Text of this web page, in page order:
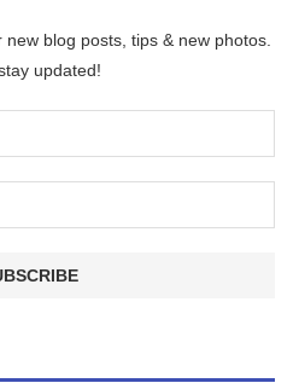
blog posts, tips & new photos.
updated!